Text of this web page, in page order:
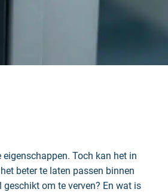
Toch kan het in
beter te laten passen binnen
om te verven? En wat is